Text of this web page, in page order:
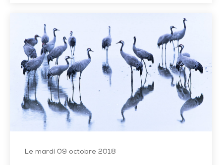
Grues
Le mardi 09 octobre 2018